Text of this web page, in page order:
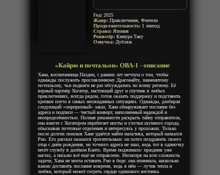
Год: 2025
Жанр: Приключения, Фентези
Продолжительность: 1 эпизод
Страна: Япония
Режиссёр: Кимура Таку
Озвучка: Дубляж
«Кайрю и почтальон» ОВА-1 - описание
Хана, воспитанница Палдеи, с ранних лет мечтала о том, чтобы
однажды послужить прославленному Драгонайту, знаменитому
почтальону, чьи подвиги не раз обсуждались по всему региону. Её
верный партнёр Хогатор, настоящий друг и спутник в любых
приключениях, всегда рядом, готов оказать поддержку и подставить
крепкое плечо в самых неожиданных ситуациях. Однажды, разбирая
следующий «сюрпризный» заказ, Хана обнаруживает послание без
адреса и подписи — чистый конверт, наполненный надеждой и
неопределённостью. Полная решимости раскрыть тайну отправителя,
она вместе с Хогатором перебегает мосты и улочки шумного города,
обыскивая почтовые отделения и интересуясь у прохожих. Только
после долгих поисков Хане удаётся найти мальчика, который назвался
Рио. Его рассказ оказался трогательным: он хотел поздравить своего
отца с днём рождения, но точного адреса не знал, ведь тот в одиночку
несёт службу в далёком Канто. Время поджимало: праздник уже
настал, а письмо всё ещё не отправлено. Несмотря на всю сложность
задачи, Хана не могла оставить Рио в беде: она понимала, насколько
важно доставить послание вовремя, ведь в нём — лучик тепла и
любви, который может согреть сердце одинокого вестника.